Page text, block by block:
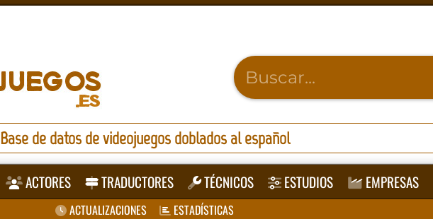
Base de datos de videojuegos doblados al español
ACTORES TRADUCTORES TÉCNICOS ESTUDIOS EMPRESAS
ACTUALIZACIONES ESTADÍSTICAS